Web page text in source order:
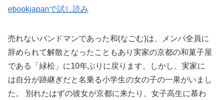
ebookjapanで試し読み
売れないバンドマンであった和(なごむ)は、メンバ全員に
辞められて解散となったこともあり実家の京都の和菓子屋
である「緑松」に10年ぶりに戻ります。しかし、実家に
は自分が跡継ぎだと名乗る小学生の女の子の一果がいまし
た。 別れたはずの彼女が京都に来たり、女子高生に慕わ